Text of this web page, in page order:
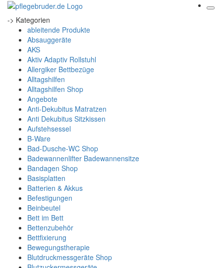
-> Kategorien
ableitende Produkte
Absauggeräte
AKS
Aktiv Adaptiv Rollstuhl
Allergiker Bettbezüge
Alltagshilfen
Alltagshilfen Shop
Angebote
Anti-Dekubitus Matratzen
Anti Dekubitus Sitzkissen
Aufstehsessel
B-Ware
Bad-Dusche-WC Shop
Badewannenlifter Badewannensitze
Bandagen Shop
Basisplatten
Batterien & Akkus
Befestigungen
Beinbeutel
Bett im Bett
Bettenzubehör
Bettfixierung
Bewegungstherapie
Blutdruckmessgeräte Shop